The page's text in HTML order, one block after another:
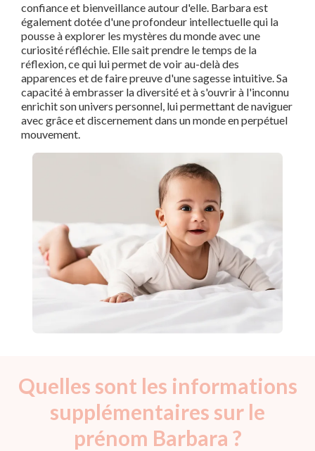
confiance et bienveillance autour d'elle. Barbara est
également dotée d'une profondeur intellectuelle qui la
pousse à explorer les mystères du monde avec une
curiosité réfléchie. Elle sait prendre le temps de la
réflexion, ce qui lui permet de voir au-delà des
apparences et de faire preuve d'une sagesse intuitive. Sa
capacité à embrasser la diversité et à s'ouvrir à l'inconnu
enrichit son univers personnel, lui permettant de naviguer
avec grâce et discernement dans un monde en perpétuel
mouvement.
Quelles sont les informations
supplémentaires sur le
prénom Barbara ?